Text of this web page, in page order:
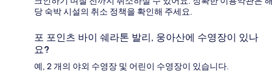
당 숙박 시설의 취소 정책을 확인해 주세요.
포 포인츠 바이 쉐라톤 발리, 웅아산에 수영장이 있나
요?
예, 2 개의 야외 수영장 및 어린이 수영장이 있습니다.